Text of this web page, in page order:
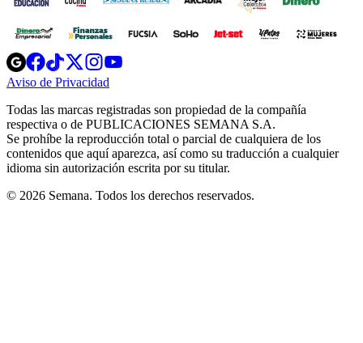
Opens
in
new
Opens
in
new
Opens
in
new
window
Opens
new
windowwindow
Aviso de Privacidad
new
window
Todas las marcas registradas son propiedad de la compañía
respectiva o de PUBLICACIONES SEMANA S.A.
Se prohíbe la reproducción total o parcial de cualquiera de los
contenidos que aquí aparezca, así como su traducción a cualquier
idioma sin autorización escrita por su titular.
© 2026 Semana. Todos los derechos reservados.